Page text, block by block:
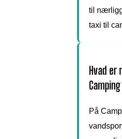
til
taxi til
Hvad
På